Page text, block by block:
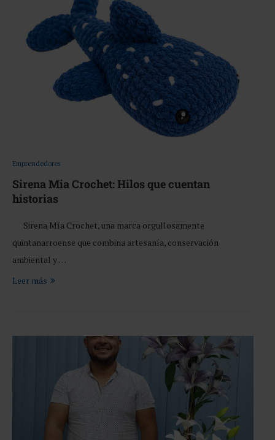
Emprendedores
Sirena Mia Crochet: Hilos que cuentan
historias
Sirena Mía Crochet, una marca orgullosamente
quintanarroense que combina artesanía, conservación
ambiental y …
Leer más